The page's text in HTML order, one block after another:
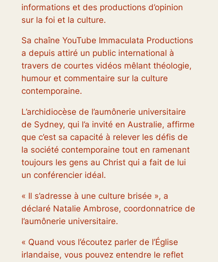
informations et des productions d’opinion
sur la foi et la culture.
Sa chaîne YouTube Immaculata Productions
a depuis attiré un public international à
travers de courtes vidéos mêlant théologie,
humour et commentaire sur la culture
contemporaine.
L’archidiocèse de l’aumônerie universitaire
de Sydney, qui l’a invité en Australie, affirme
que c’est sa capacité à relever les défis de
la société contemporaine tout en ramenant
toujours les gens au Christ qui a fait de lui
un conférencier idéal.
« Il s’adresse à une culture brisée », a
déclaré Natalie Ambrose, coordonnatrice de
l’aumônerie universitaire.
« Quand vous l’écoutez parler de l’Église
irlandaise, vous pouvez entendre le reflet